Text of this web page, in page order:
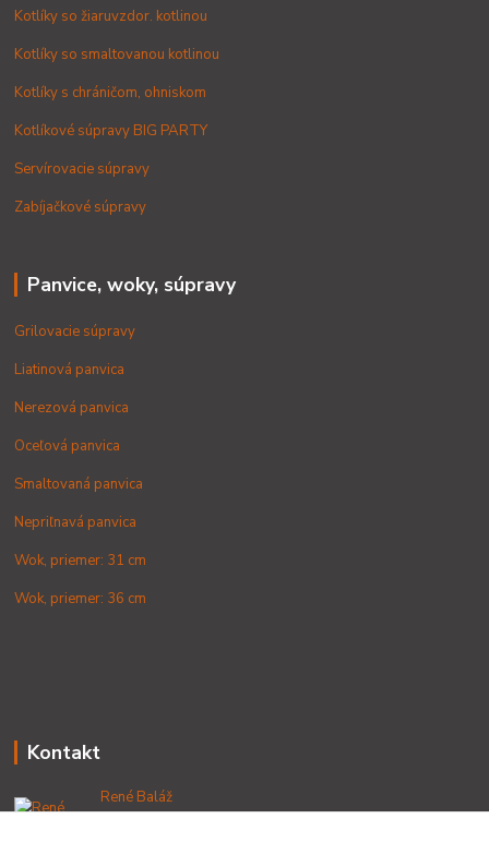
Kotlíky so žiaruvzdor. kotlinou
Kotlíky so smaltovanou kotlinou
Kotlíky s chráničom, ohniskom
Kotlíkové súpravy BIG PARTY
Servírovacie súpravy
Zabíjačkové súpravy
Panvice, woky, súpravy
Grilovacie súpravy
Liatinová panvica
Nerezová panvica
Oceľová panvica
Smaltovaná panvica
Nepriľnavá panvica
Wok, priemer: 31 cm
Wok, priemer: 36 cm
Kontakt
René Baláž
+421 902 212 007